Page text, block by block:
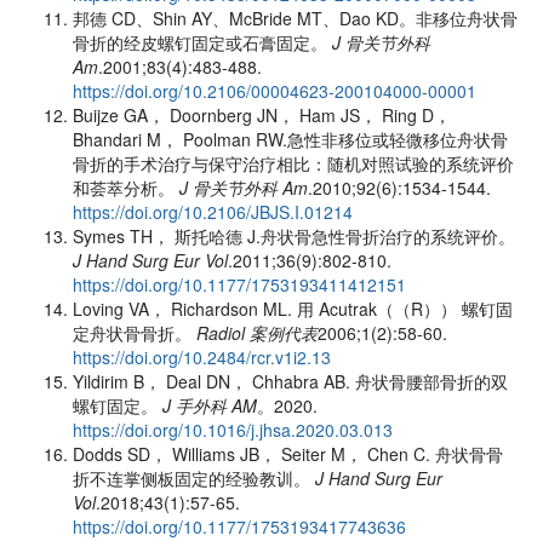
邦德 CD、Shin AY、McBride MT、Dao KD。非移位舟状骨
骨折的经皮螺钉固定或石膏固定。 J 骨关节外科
Am.2001;83(4):483-488.
https://doi.org/10.2106/00004623-200104000-00001
Buijze GA， Doornberg JN， Ham JS， Ring D，
Bhandari M， Poolman RW.急性非移位或轻微移位舟状骨
骨折的手术治疗与保守治疗相比：随机对照试验的系统评价
和荟萃分析。 J 骨关节外科 Am.2010;92(6):1534-1544.
https://doi.org/10.2106/JBJS.I.01214
Symes TH， 斯托哈德 J.舟状骨急性骨折治疗的系统评价。
J Hand Surg Eur Vol.2011;36(9):802-810.
https://doi.org/10.1177/1753193411412151
Loving VA， Richardson ML. 用 Acutrak（（R）） 螺钉固
定舟状骨骨折。 Radiol 案例代表2006;1(2):58-60.
https://doi.org/10.2484/rcr.v1i2.13
Yildirim B， Deal DN， Chhabra AB. 舟状骨腰部骨折的双
螺钉固定。 J 手外科 AM。2020.
https://doi.org/10.1016/j.jhsa.2020.03.013
Dodds SD， Williams JB， Seiter M， Chen C. 舟状骨骨
折不连掌侧板固定的经验教训。 J Hand Surg Eur
Vol.2018;43(1):57-65.
https://doi.org/10.1177/1753193417743636